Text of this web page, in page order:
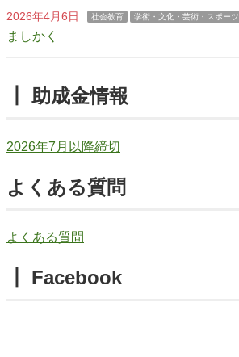
2026年4月6日 社会教育 学術・文化・芸術・スポーツ
ましかく
┃ 助成金情報
2026年7月以降締切
よくある質問
よくある質問
┃ Facebook